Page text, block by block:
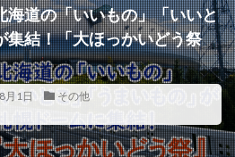
海道の「いいもの」「いいと
集結！「大ほっかいどう祭
月1日
その他